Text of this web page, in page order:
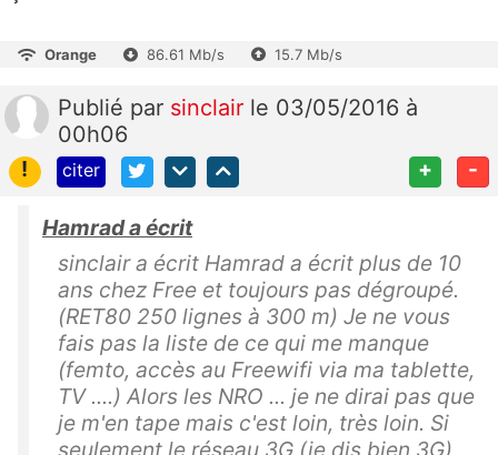
Orange 86.61 Mb/s 15.7 Mb/s
Publié par sinclair le 03/05/2016 à
00h06
!
citer + -
Hamrad a écrit
sinclair a écrit Hamrad a écrit plus de 10
ans chez Free et toujours pas dégroupé.
(RET80 250 lignes à 300 m) Je ne vous
fais pas la liste de ce qui me manque
(femto, accès au Freewifi via ma tablette,
TV ....) Alors les NRO ... je ne dirai pas que
je m'en tape mais c'est loin, très loin. Si